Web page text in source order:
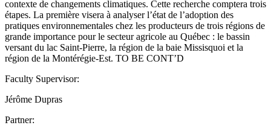
contexte de changements climatiques. Cette recherche comptera trois
étapes. La première visera à analyser l’état de l’adoption des
pratiques environnementales chez les producteurs de trois régions de
grande importance pour le secteur agricole au Québec : le bassin
versant du lac Saint-Pierre, la région de la baie Missisquoi et la
région de la Montérégie-Est. TO BE CONT’D
Faculty Supervisor:
Jérôme Dupras
Partner: